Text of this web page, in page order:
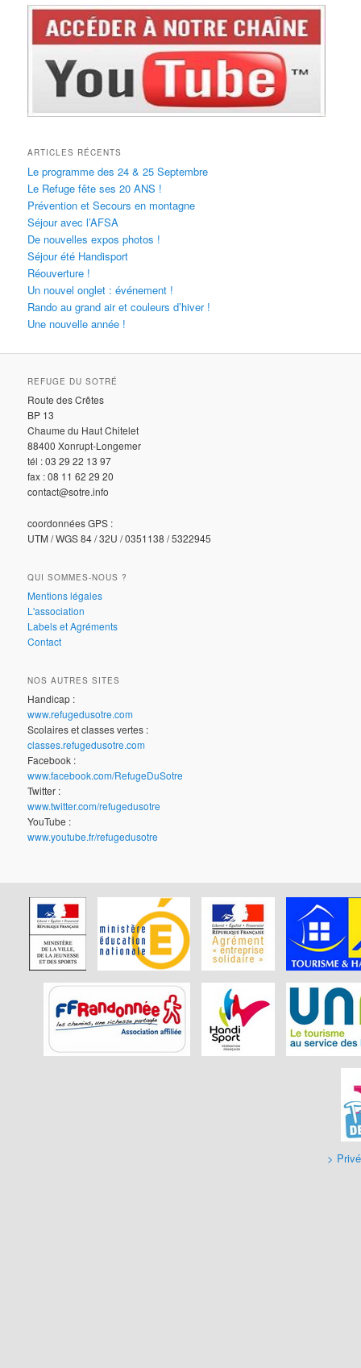
ARTICLES RÉCENTS
Le programme des 24 & 25 Septembre
Le Refuge fête ses 20 ANS !
Prévention et Secours en montagne
Séjour avec l’AFSA
De nouvelles expos photos !
Séjour été Handisport
Réouverture !
Un nouvel onglet : événement !
Rando au grand air et couleurs d’hiver !
Une nouvelle année !
REFUGE DU SOTRÉ
Route des Crêtes
BP 13
Chaume du Haut Chitelet
88400 Xonrupt-Longemer
tél : 03 29 22 13 97
fax : 08 11 62 29 20
contact@sotre.info
coordonnées GPS :
UTM / WGS 84 / 32U / 0351138 / 5322945
QUI SOMMES-NOUS ?
Mentions légales
L'association
Labels et Agréments
Contact
NOS AUTRES SITES
Handicap :
www.refugedusotre.com
Scolaires et classes vertes :
classes.refugedusotre.com
Facebook :
www.facebook.com/RefugeDuSotre
Twitter :
www.twitter.com/refugedusotre
YouTube :
www.youtube.fr/refugedusotre
> Privé